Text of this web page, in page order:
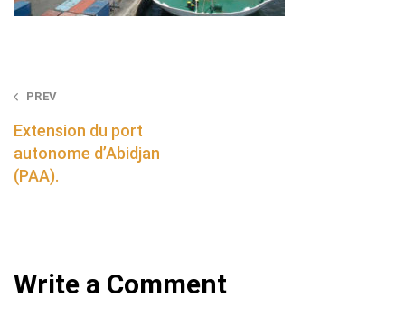
Post
navigation
PREV
Extension du port
autonome d’Abidjan
(PAA).
Write a Comment